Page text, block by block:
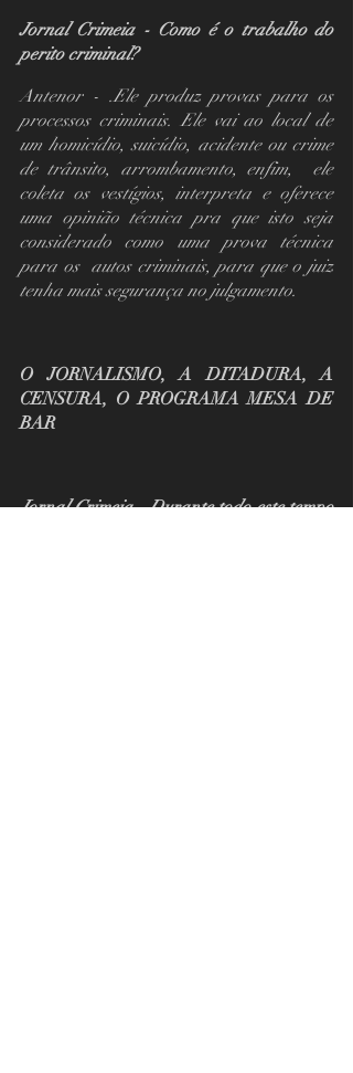
Jornal Crimeia - Como é o trabalho do
perito criminal?
Antenor - .Ele produz provas para os
processos criminais. Ele vai ao local de
um homicídio, suicídio, acidente ou crime
de trânsito, arrombamento, enfim,  ele
coleta os vestígios, interpreta e oferece
uma opinião técnica pra que isto seja
considerado como uma prova técnica
para os  autos criminais, para que o juiz
tenha mais segurança no julgamento.
O JORNALISMO, A DITADURA, A
CENSURA, O PROGRAMA MESA DE
BAR
Jornal Crimeia - Durante todo este tempo